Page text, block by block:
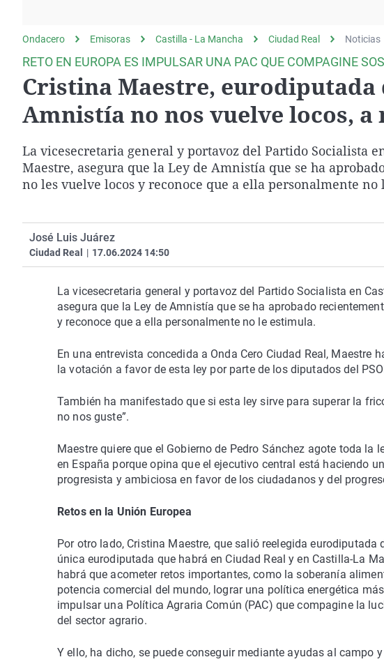
gato
Negra
Ondacero Emisoras Castilla - La Mancha Ciudad Real Noticias
RETO EN EUROPA ES IMPULSAR UNA PAC QUE COMPAGINE
Cristina Maestre, eurodiputada
Amnistía no nos vuelve locos,
La vicesecretaria general y portavoz del Partido Socialista
Maestre, asegura que la Ley de Amnistía que se ha
no les vuelve locos y reconoce que a ella personalmente no
José Luis Juárez
Ciudad Real | 17.06.2024 14:50
La vicesecretaria general y portavoz del Partido Socialista en
asegura que la Ley de Amnistía que se ha aprobado
y reconoce que a ella personalmente no le estimula.
En una entrevista concedida a Onda Cero Ciudad Real, Maestre
la votación a favor de esta ley por parte de los diputados del
También ha manifestado que si esta ley sirve para superar la
no nos guste”.
Maestre quiere que el Gobierno de Pedro Sánchez agote toda
en España porque opina que el ejecutivo central está haciendo
progresista y ambiciosa en favor de los ciudadanos y del
Retos en la Unión Europea
Por otro lado, Cristina Maestre, que salió reelegida eurodiputada
única eurodiputada que habrá en Ciudad Real y en Castilla-La
habrá que acometer retos importantes, como la soberanía
potencia comercial del mundo, lograr una política energética
impulsar una Política Agraria Común (PAC) que compagine la
del sector agrario.
Y ello, ha dicho, se puede conseguir mediante ayudas al campo